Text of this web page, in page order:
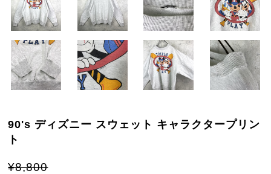
90's ディズニー スウェット キャラクタープリン
ト
¥8,800